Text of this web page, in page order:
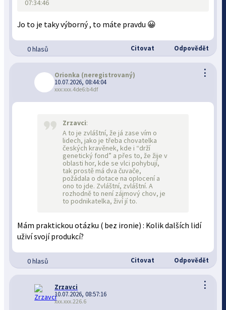
07:34:46
Jo to je taky výborný , to máte pravdu 😀
0 hlasů Citovat Odpovědět
⋮
Orionka (neregistrovaný)
10.07.2026, 08:44:04
xxx:xxx.4de6:b4df
Zrzavci:
A to je zvláštní, že já zase vím o
lidech, jako je třeba chovatelka
českých kravěnek, kde i “drží
genetický fond” a přes to, že žije v
oblasti hor, kde se vlci pohybují,
tak prostě má dva čuvače,
požádala o dotace na oplocení a
ono to jde. Zvláštní, zvláštní. A
rozhodně to není zájmový chov, je
to podnikatelka, živí jí to.
Mám praktickou otázku ( bez ironie) : Kolik dalších lidí
uživí svojí produkcí?
0 hlasů Citovat Odpovědět
⋮
Zrzavci
10.07.2026, 08:57:16
xxx.xxx.226.6